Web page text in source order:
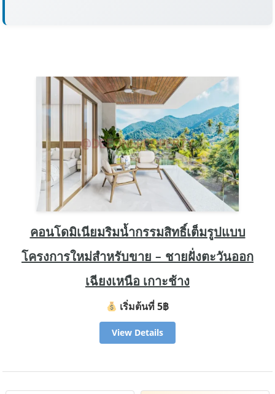
คอนโดมิเนียมริมน้ำกรรมสิทธิ์เต็มรูปแบบ
โครงการใหม่สำหรับขาย – ชายฝั่งตะวันออก
เฉียงเหนือ เกาะช้าง
เริ่มต้นที่ 5฿
View Details